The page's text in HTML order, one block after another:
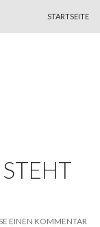
STARTSEITE
EINEN KOMMENTAR